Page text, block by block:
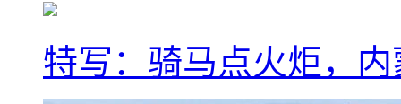
特写：骑马点火炬，